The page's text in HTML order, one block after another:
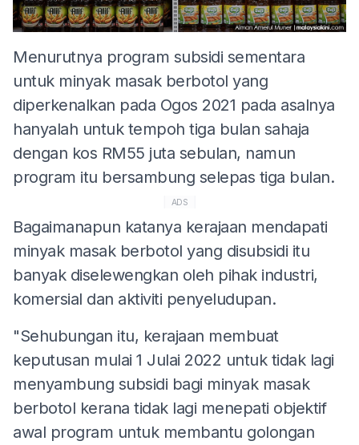
Menurutnya program subsidi sementara
untuk minyak masak berbotol yang
diperkenalkan pada Ogos 2021 pada asalnya
hanyalah untuk tempoh tiga bulan sahaja
dengan kos RM55 juta sebulan, namun
program itu bersambung selepas tiga bulan.
ADS
Bagaimanapun katanya kerajaan mendapati
minyak masak berbotol yang disubsidi itu
banyak diselewengkan oleh pihak industri,
komersial dan aktiviti penyeludupan.
"Sehubungan itu, kerajaan membuat
keputusan mulai 1 Julai 2022 untuk tidak lagi
menyambung subsidi bagi minyak masak
berbotol kerana tidak lagi menepati objektif
awal program untuk membantu golongan